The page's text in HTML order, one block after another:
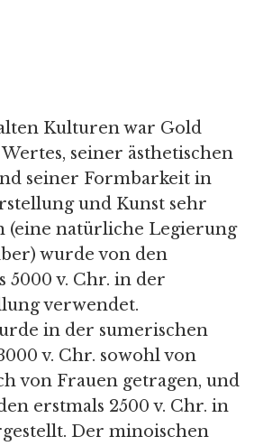
Kulturen war Gold
seiner ästhetischen
seiner Formbarkeit in
und Kunst sehr
(eine natürliche Legierung
wurde von den
5000 v. Chr. in der
verwendet.
in der sumerischen
v. Chr. sowohl von
von Frauen getragen, und
erstmals 2500 v. Chr. in
Der minoischen